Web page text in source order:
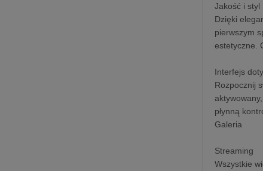
Jakość i styl
Dzięki
pierwszym
estetyczne.
Interfejs
Rozpocznij
płynną
Galeria
Streaming
Wszystkie